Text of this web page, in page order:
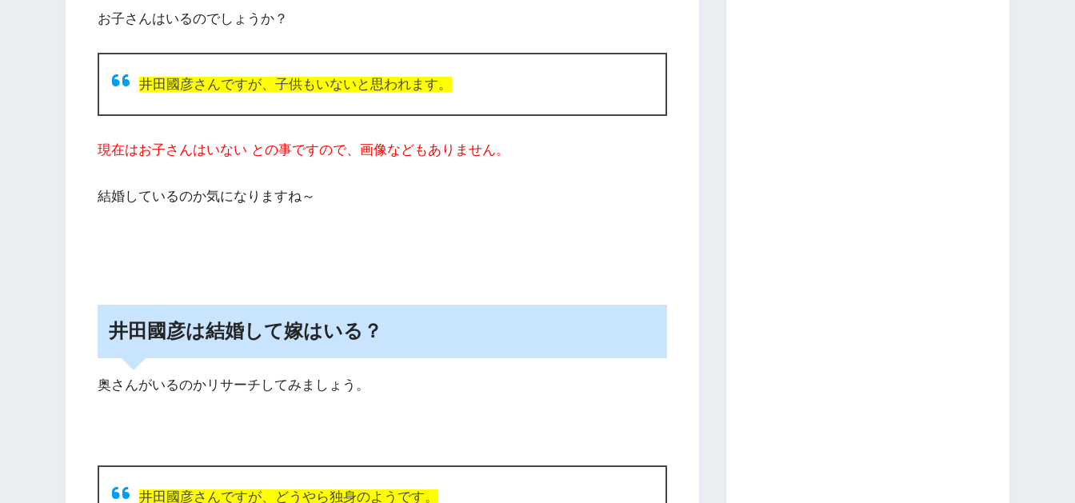
お子さんはいるのでしょうか？
井田國彦さんですが、子供もいないと思われます。
現在はお子さんはいない との事ですので、画像などもありません。
結婚しているのか気になりますね～
井田國彦は結婚して嫁はいる？
奥さんがいるのかリサーチしてみましょう。
井田國彦さんですが、どうやら独身のようです。